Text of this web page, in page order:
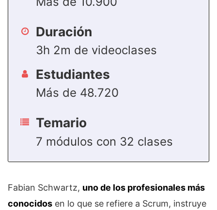
Duración
3h 2m de videoclases
Estudiantes
Más de 48.720
Temario
7 módulos con 32 clases
Fabian Schwartz, uno de los profesionales más
conocidos en lo que se refiere a Scrum, instruye